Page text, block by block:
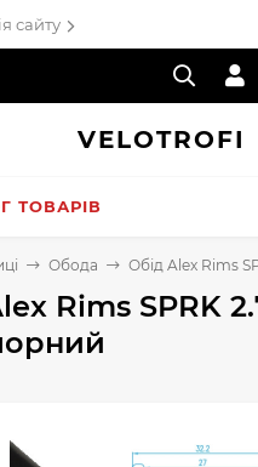
сайту
VELOTROFI
ТОВАРІВ
Обода Обід Alex Rims
Rims SPRK